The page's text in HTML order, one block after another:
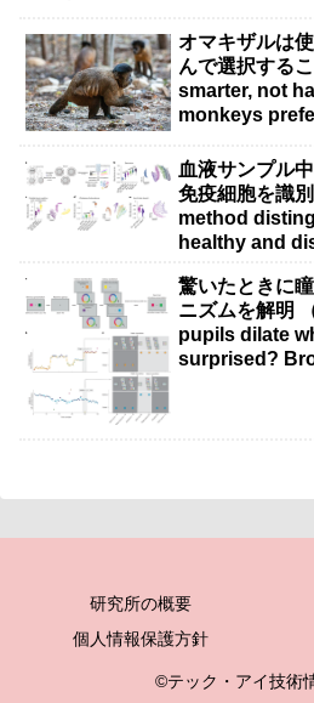
オマキザルは
んで選択する
smarter, not
monkeys
血液サンプル
免疫細胞を識
method
healthy and
驚いたときに
ニズムを解明
pupils dilate
surprised?
研究所の概要
個人情報保護方針
©テック・アイ技術